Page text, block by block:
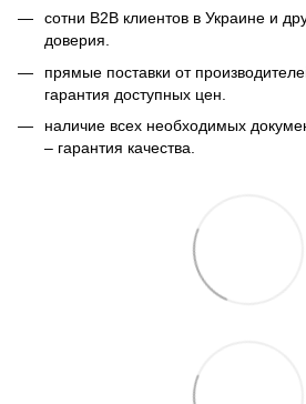
сотни B2B клиентов в Украине и
доверия.
прямые поставки от
гарантия доступных цен.
наличие всех необходимых
– гарантия качества.